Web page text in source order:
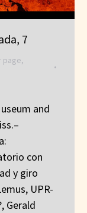
7
page,
and
con
y giro
UPR-
Gerald